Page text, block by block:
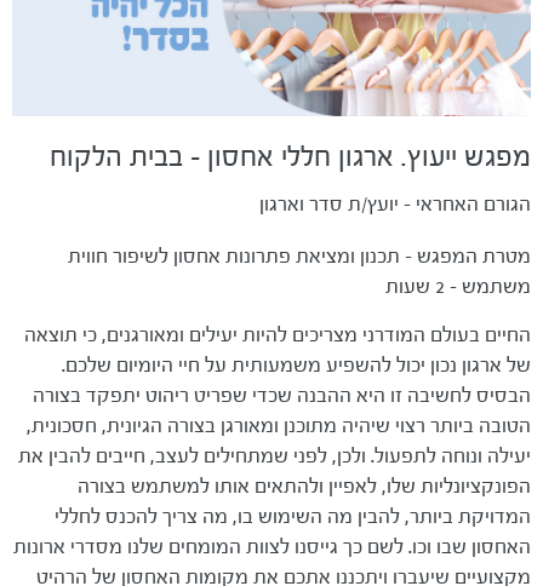
מפגש ייעוץ. ארגון חללי אחסון - בבית הלקוח
הגורם האחראי - יועץ/ת סדר וארגון
מטרת המפגש - תכנון ומציאת פתרונות אחסון לשיפור חווית
משתמש - 2 שעות
החיים בעולם המודרני מצריכים להיות יעילים ומאורגנים, כי תוצאה
של ארגון נכון יכול להשפיע משמעותית על חיי היומיום שלכם.
הבסיס לחשיבה זו היא ההבנה שכדי שפריט ריהוט יתפקד בצורה
הטובה ביותר רצוי שיהיה מתוכנן ומאורגן בצורה הגיונית, חסכונית,
יעילה ונוחה לתפעול. ולכן, לפני שמתחילים לעצב, חייבים להבין את
הפונקציונליות שלו, לאפיין ולהתאים אותו למשתמש בצורה
המדויקת ביותר, להבין מה השימוש בו, מה צריך להכנס לחללי
האחסון שבו וכו. לשם כך גייסנו לצוות המומחים שלנו מסדרי ארונות
מקצועיים שיעברו ויתכננו אתכם את מקומות האחסון של הרהיט